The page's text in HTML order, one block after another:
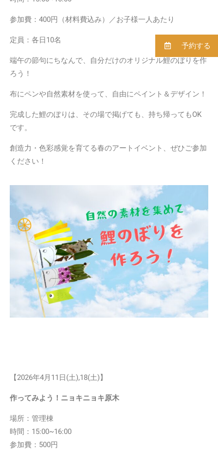
参加費：400円（材料費込み）／お子様一人あたり
定員：各日10名
端午の節句にちなんで、自分だけのオリジナル鯉のぼりを作
ろう！
布にペンや自然素材を使って、自由にペイント＆デザイン！
完成した鯉のぼりは、その場で掲げても、持ち帰ってもOK
です。
創造力・色彩感覚を育てる春のアートイベント、ぜひご参加
ください！
【2026年4月 11日(土),18(土)】
作ってみよう！ニョキニョキ原木
場所：管理棟
時間：15:00~16:00
参加費：500円
予約する